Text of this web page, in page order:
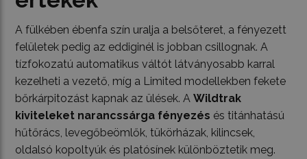
A fülkében ébenfa szín uralja a belsőteret, a fényezett
felületek pedig az eddiginél is jobban csillognak. A
tízfokozatú automatikus váltót látványosabb karral
kezelheti a vezető, míg a Limited modellekben fekete
bőrkárpitozást kapnak az ülések. AWildtrak
kiviteleket narancssárga fényezés és titánhatású
hűtőrács, levegőbeömlők, tükörházak, kilincsek,
oldalsó kopoltyúk és platósínek különböztetik meg.